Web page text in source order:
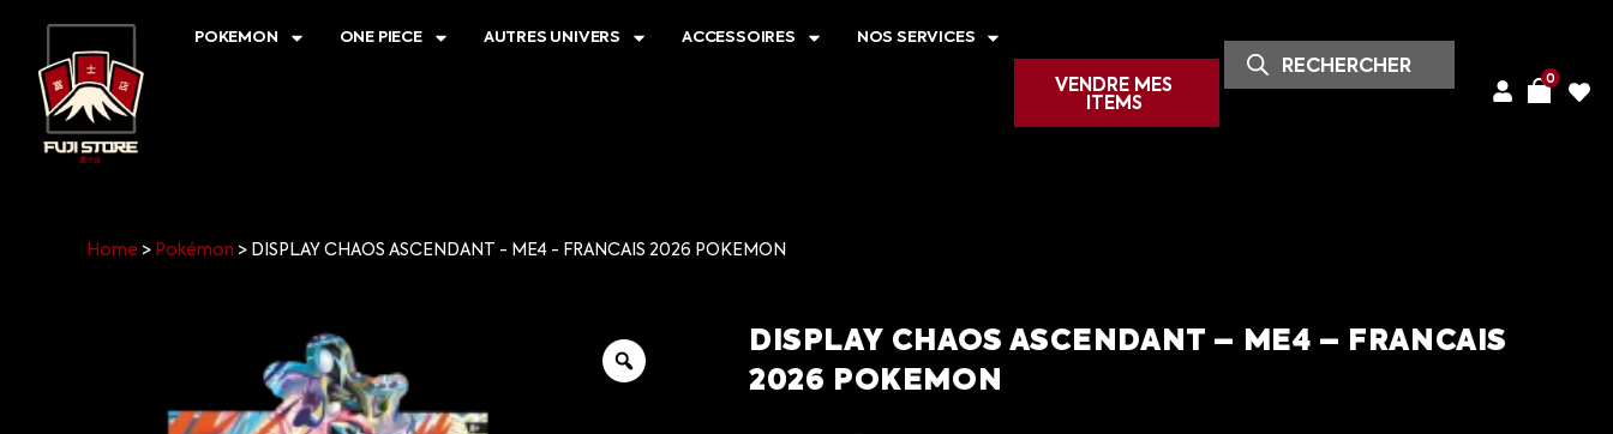
POKEMON ONE PIECE AUTRES UNIVERS ACCESSOIRES NOS SERVICES
VENDRE MES
ITEMS
0
Home > Pokémon > DISPLAY CHAOS ASCENDANT - ME4 - FRANCAIS 2026 POKEMON
DISPLAY CHAOS ASCENDANT – ME4 – FRANCAIS
2026 POKEMON